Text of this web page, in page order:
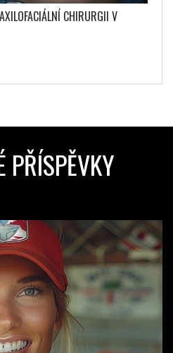
CHIRURGII V
PŘÍSPĚVKY